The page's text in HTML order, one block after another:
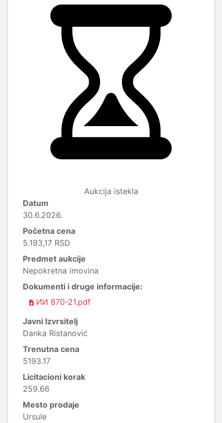
Aukcija istekla
Datum
30.6.2026.
Početna cena
5.193,17 RSD
Predmet aukcije
Nepokretna imovina
Dokumenti i druge informacije:
ИИ 870-21.pdf
Javni Izvrsitelj
Danka Ristanović
Trenutna cena
5193.17
Licitacioni korak
259.66
Mesto prodaje
Ursule